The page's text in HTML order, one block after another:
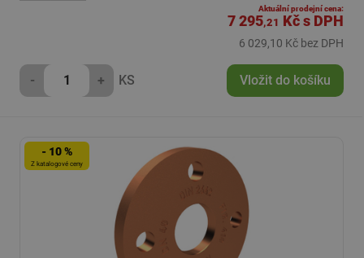
Aktuální prodejní cena:
7 295,21 Kčs DPH
6 029,10 Kč bez DPH
- + KS Vložit do košíku
- 10 %
Z katalogové ceny